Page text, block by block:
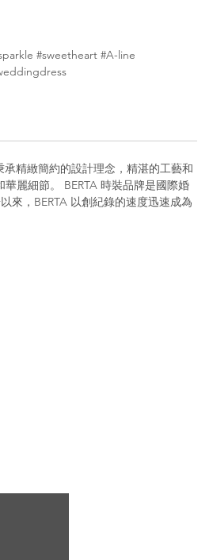
#sweetheart #A-line
精緻簡約的設計理念，精湛的工藝和
麗細節。 BERTA 時裝品牌是國際婚
來，BERTA 以創紀錄的速度迅速成為